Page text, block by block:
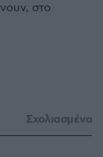
στο
Σχολιασμένα